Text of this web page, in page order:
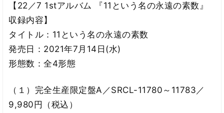
【22／7 1stアルバム 『11という名の永遠の素数』
収録内容】
タイトル：11という名の永遠の素数
発売日：2021年7月14日(水)
形態数：全4形態
（１）完全生産限定盤A／SRCL-11780～11783／
9,980円（税込）